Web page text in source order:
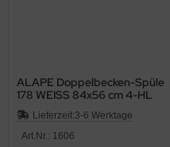
ALAPE Doppelbecken-Spüle
178 WEISS 84x56 cm 4-HL
Lieferzeit:3-6 Werktage
Art.Nr.: 1606